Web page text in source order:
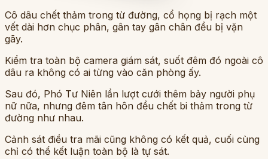
Cô dâu chết thảm trong từ đường, cổ họng bị rạch một
vết dài hơn chục phân, gân tay gân chân đều bị vặn
gãy.
Kiểm tra toàn bộ camera giám sát, suốt đêm đó ngoài cô
dâu ra không có ai từng vào căn phòng ấy.
Sau đó, Phó Tư Niên lần lượt cưới thêm bảy người phụ
nữ nữa, nhưng đêm tân hôn đều chết bi thảm trong từ
đường như nhau.
Cảnh sát điều tra mãi cũng không có kết quả, cuối cùng
chỉ có thể kết luận toàn bộ là tự sát.